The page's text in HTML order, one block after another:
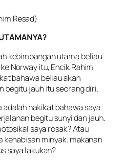
Resad)
kebimbangan utama beliau
Norway itu, Encik Rahim
bahawa beliau akan
begitu jauh itu seorang diri.
adalah hakikat bahawa saya
begitu sunyi dan jauh.
saya rosak? Atau
kehabisan minyak, makanan
saya lakukan?